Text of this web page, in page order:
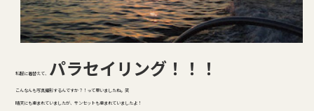
私服に着替えて、 パラセイリング！！！
こんなんも写真撮影するんですか？！って思いましたね。笑
晴天にも恵まれていましたが、サンセットも恵まれていましたよ！